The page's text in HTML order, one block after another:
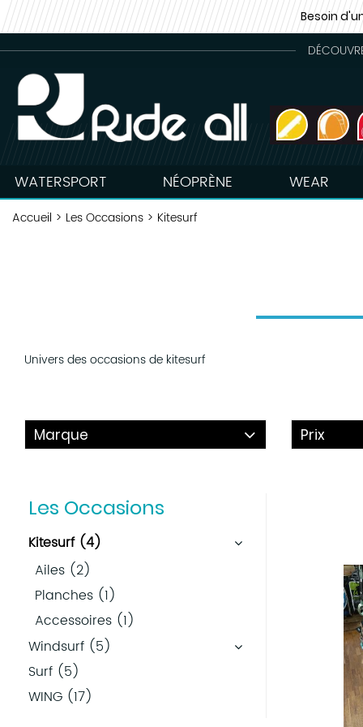
Besoin
WATERSPORT NÉOPRÈNE WEAR
Accueil > Les Occasions > Kitesurf
Univers des occasions de kitesurf
Marque Prix
Les Occasions
Kitesurf (4)
Ailes (2)
Planches (1)
Accessoires (1)
Windsurf (5)
Surf (5)
WING (17)